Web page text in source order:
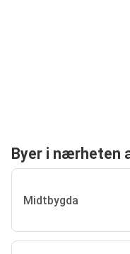
Byer i nærheten
Midtbygda